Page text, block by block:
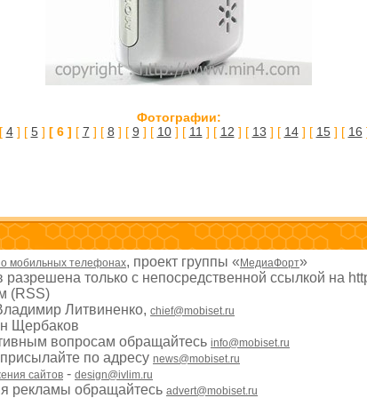
Фотографии:
4] [ 5] [ 6 ] [ 7 ] [ 8 ] [ 9 ] [ 10] [ 11 ] [ 12 ] [ 13 ] [ 14] [ 15] [ 16
о мобильных телефонах, проект группы « МедиаФорт»
разрешена только с непосредственной ссылкой на
(RSS)
Литвиненко, chief@mobiset.ru
Щербаков
вопросам обращайтесь info@mobiset.ru
по адресу news@mobiset.ru
сайтов - design@ivlim.ru
рекламы обращайтесь advert@mobiset.ru